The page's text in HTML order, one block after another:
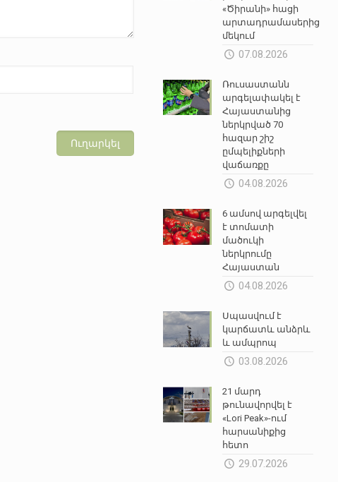
«Ծիրանի» հացի
արտադրամասերից
մեկում
07.08.2026
Ռուսաստանն
արգելափակել է
Հայաստանից
ներկրված 70
հազար շիշ
ըմպելիքների
վաճառքը
04.08.2026
6 ամսով արգելվել
է տոմատի
մածուկի
ներկրումը
Հայաստան
04.08.2026
Սպասվում է
կարճատև անձրև
և ամպրոպ
03.08.2026
21 մարդ
թունավորվել է
«Lori Peak»-ում
հարսանիքից
հետո
29.07.2026